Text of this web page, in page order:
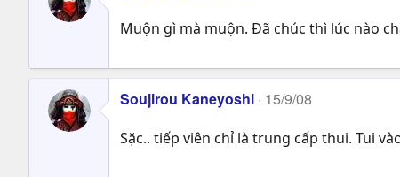
Muộn gì mà muộn. Đã chúc thì lúc nào
Soujirou Kaneyoshi 15/9/08
Sặc.. tiếp viên chỉ là trung cấp thui. Tui